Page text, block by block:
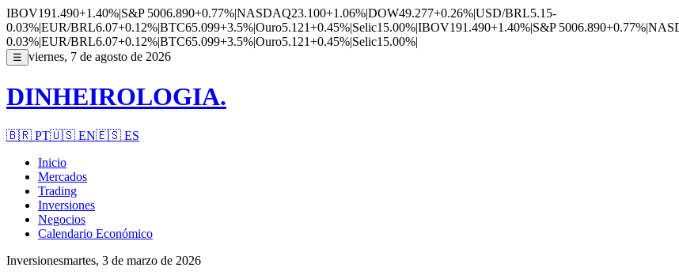
IBOV191.490+1.40%|S&P 5006.890+0.77%|NASDAQ23.100+1.06%|DOW49.277+0.26%|USD/BRL5.15-
0.03%|EUR/BRL6.07+0.12%|BTC65.099+3.5%|Ouro5.121+0.45%|Selic15.00%|IBOV191.490+1.40%|S&P 5006.890+0.77%|
0.03%|EUR/BRL6.07+0.12%|BTC65.099+3.5%|Ouro5.121+0.45%|Selic15.00%|
☰ viernes, 7 de agosto de 2026
DINHEIROLOGIA.
🇧🇷 PT🇺🇸 EN🇪🇸 ES
Inicio
Mercados
Trading
Inversiones
Negocios
Calendario Económico
Inversionesmartes, 3 de marzo de 2026